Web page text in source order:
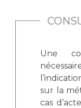
Les
Lieu de
Une
sur la
cas